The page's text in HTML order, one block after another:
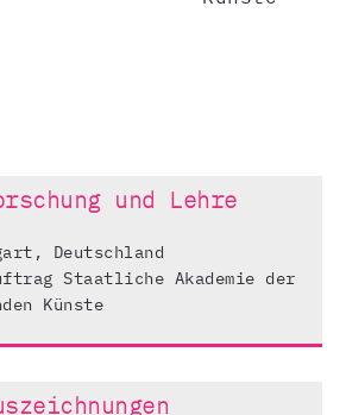
und Lehre
Deutschland
Staatliche Akademie der
Künste